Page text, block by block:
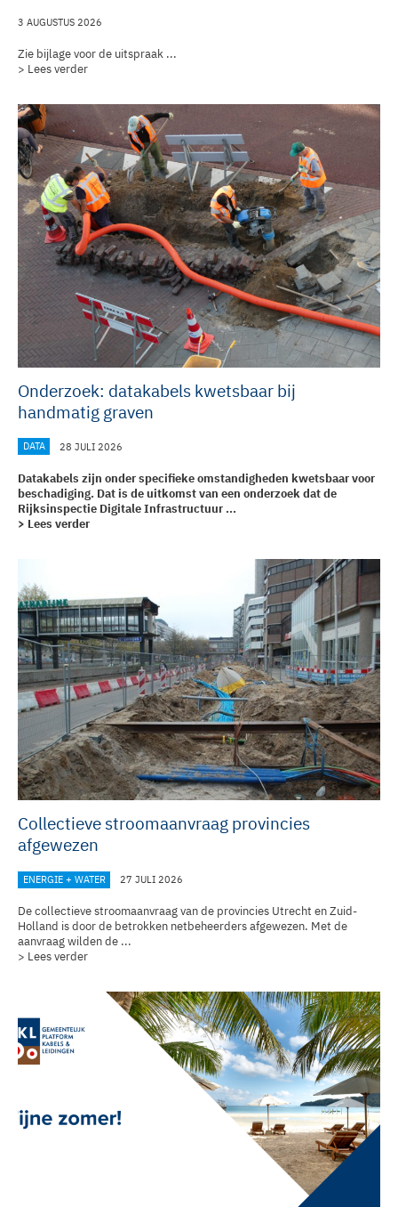
3 AUGUSTUS 2026
Zie bijlage voor de uitspraak ...
> Lees verder
Onderzoek: datakabels kwetsbaar bij
handmatig graven
DATA 28 JULI 2026
Datakabels zijn onder specifieke omstandigheden kwetsbaar voor
beschadiging. Dat is de uitkomst van een onderzoek dat de
Rijksinspectie Digitale Infrastructuur ...
> Lees verder
Collectieve stroomaanvraag provincies
afgewezen
ENERGIE + WATER 27 JULI 2026
De collectieve stroomaanvraag van de provincies Utrecht en Zuid-
Holland is door de betrokken netbeheerders afgewezen. Met de
aanvraag wilden de ...
> Lees verder